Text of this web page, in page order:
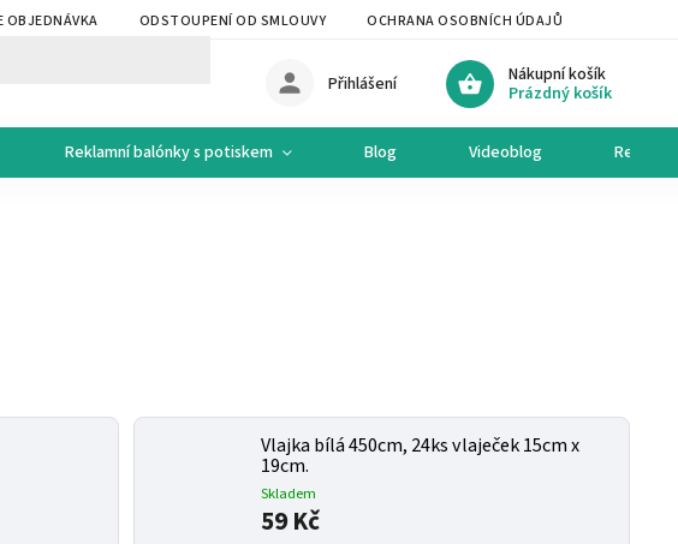
OBJEDNÁVKA ODSTOUPENÍ OD SMLOUVY OCHRANA OSOBNÍCH ÚDAJŮ
Nákupní košík
Prázdný košík
Přihlášení
Reklamní balónky s potiskem Blog Videoblog Recepty
Vlajka bílá 450cm, 24ks vlaječek 15cm x
19cm.
Skladem
59 Kč